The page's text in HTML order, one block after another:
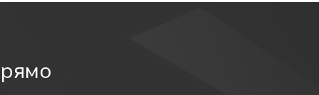
акрилового стекла. В корпусе установлена
батарею. Световой указатель